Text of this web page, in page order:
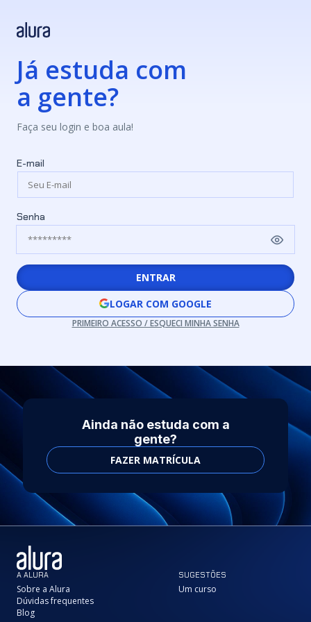
Já estuda com
a gente?
Faça seu login e boa aula!
E-mail
Senha
ENTRAR
LOGAR COM GOOGLE
PRIMEIRO ACESSO / ESQUECI MINHA SENHA
Ainda não estuda com a
gente?
FAZER MATRÍCULA
A ALURA
Sobre a Alura
Dúvidas frequentes
Blog
SUGESTÕES
Um curso